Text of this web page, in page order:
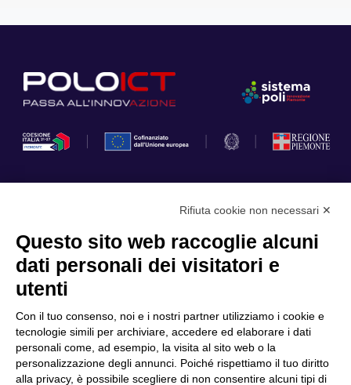
Cookie Policy
Scopri il Polo
Partner
Finanziamenti e bandi
Internazionalizzazione
News & Eventi
Privacy
Rifiuta cookie non necessari ✕
Questo sito web raccoglie alcuni
dati personali dei visitatori e
utenti
Con il tuo consenso, noi e i nostri partner utilizziamo i cookie e
tecnologie simili per archiviare, accedere ed elaborare i dati
personali come, ad esempio, la visita al sito web o la
personalizzazione degli annunci. Poiché rispettiamo il tuo diritto
alla privacy, è possibile scegliere di non consentire alcuni tipi di